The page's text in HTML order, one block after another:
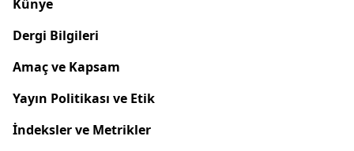
Künye
Dergi Bilgileri
Amaç ve Kapsam
Yayın Politikası ve Etik
İndeksler ve Metrikler